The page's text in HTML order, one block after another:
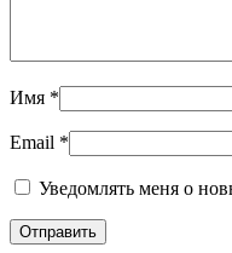
Имя *
Email *
Уведомлять меня о